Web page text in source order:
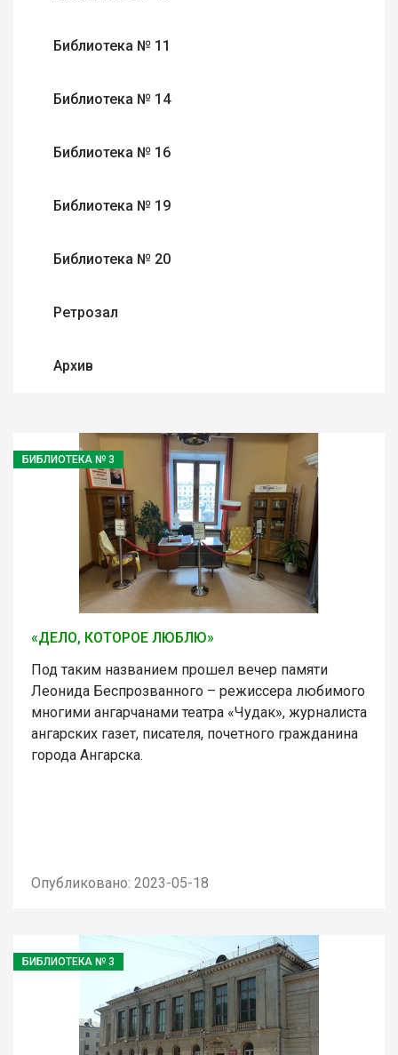
Библиотека № 11
Библиотека № 14
Библиотека № 16
Библиотека № 19
Библиотека № 20
Ретрозал
Архив
БИБЛИОТЕКА № 3
«ДЕЛО, КОТОРОЕ ЛЮБЛЮ»
Под таким названием прошел вечер памяти
Леонида Беспрозванного – режиссера любимого
многими ангарчанами театра «Чудак», журналиста
ангарских газет, писателя, почетного гражданина
города Ангарска.
Опубликовано: 2023-05-18
БИБЛИОТЕКА № 3